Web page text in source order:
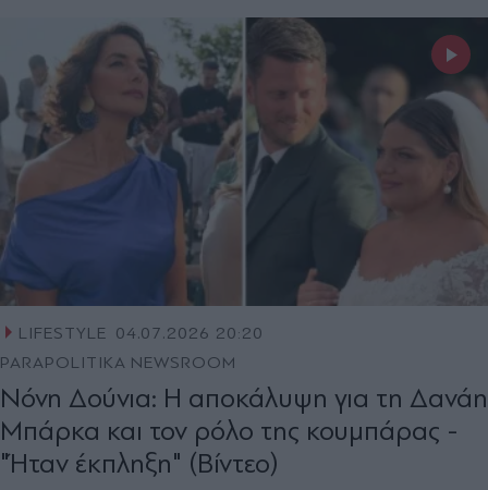
LIFESTYLE 04.07.2026 20:20
PARAPOLITIKA NEWSROOM
Νόνη Δούνια: Η αποκάλυψη για τη Δανάη
Μπάρκα και τον ρόλο της κουμπάρας -
"Ήταν έκπληξη" (Βίντεο)